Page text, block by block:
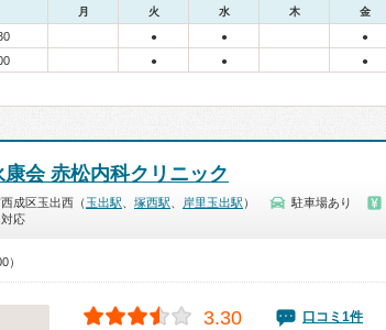
月 火 水 木 金
● ● ●
● ● ●
康会 赤松内科クリニック
成区玉出西（ 玉出駅 塚西駅 岸里玉出駅 ） 駐車場あり
応
）
3.30 口コミ1件